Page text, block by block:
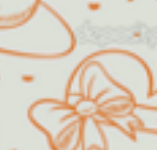
e poder dividir um
com você!!